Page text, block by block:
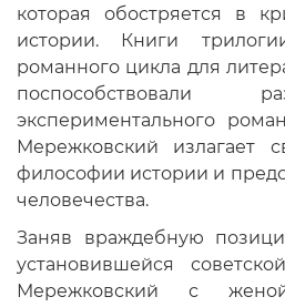
которая обостряется в
истории. Книги
романного цикла для
поспособствовали
экспериментального
Мережковский излагает
философии истории и
человечества.
Заняв враждебную
установившейся
Мережковский с